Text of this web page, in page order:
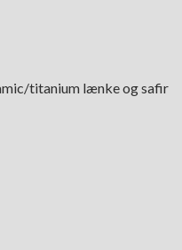
titanium lænke og safir